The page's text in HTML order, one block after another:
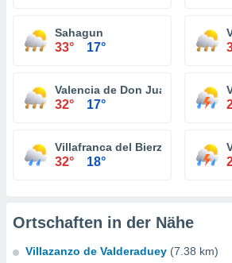
Sahagun
33° 17°
Valencia de Don Juan
32° 17°
Villafranca del Bierzo
32° 18°
Ortschaften in der Nähe
Villazanzo de Valderaduey (7.38 km)